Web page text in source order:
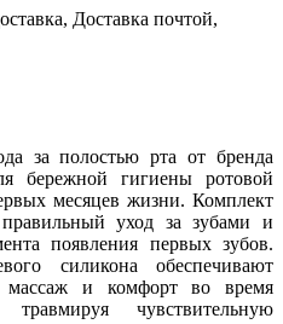
Доставка почтой,
за полостью рта от бренда
бережной гигиены ротовой
месяцев жизни. Комплект
уход за зубами и
появления первых зубов.
силикона обеспечивают
массаж и комфорт во время
чувствительную